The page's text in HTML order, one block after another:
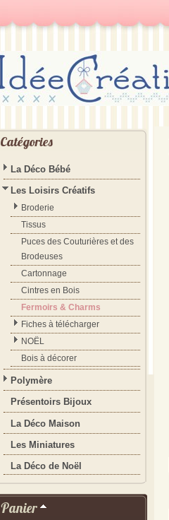
Catégories
La Déco Bébé
Les Loisirs Créatifs
Broderie
Tissus
Puces des Couturières et des
Brodeuses
Cartonnage
Cintres en Bois
Fermoirs & Charms
Fiches à télécharger
NOËL
Bois à décorer
Polymère
Présentoirs Bijoux
La Déco Maison
Les Miniatures
La Déco de Noël
Panier